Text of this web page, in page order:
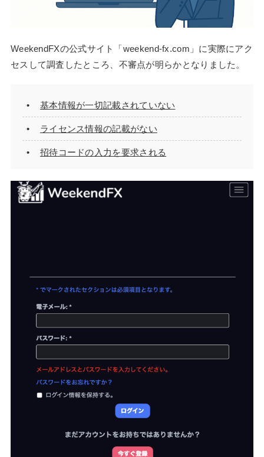
WeekendFXの公式サイト「weekend-fx.com」に実際にアク
セスして調査したところ、不審点が明らかとなりました。
基本情報が一切記載されていない
ライセンス情報の記載がない
招待コードの入力を要求される